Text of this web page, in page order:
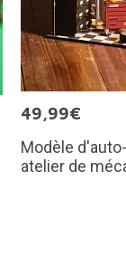
49,99€
Modèle
atelier de